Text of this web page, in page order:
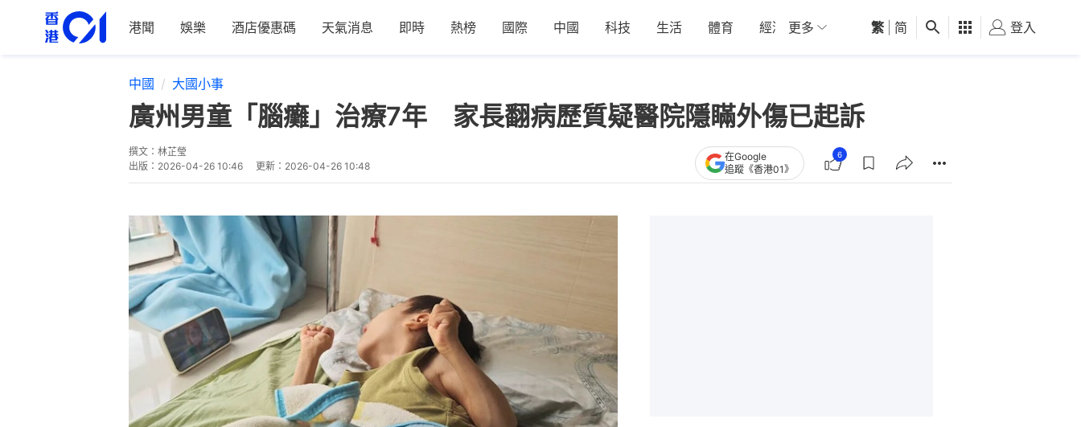
港聞 娛樂 酒店優惠碼 天氣消息 即時 熱榜 國際 中國 科技 生活 體育 經濟 01深圳 觀點 健康 好食玩飛
更多 繁 简 登入
中國 大國小事
廣州男童「腦癱」治療7年 家長翻病歷質疑醫院隱瞞外傷已起訴
撰文： 林芷瑩
出版： 2026-04-26 10:46 更新： 2026-04-26 10:48
在Google
追蹤《香港01》
6